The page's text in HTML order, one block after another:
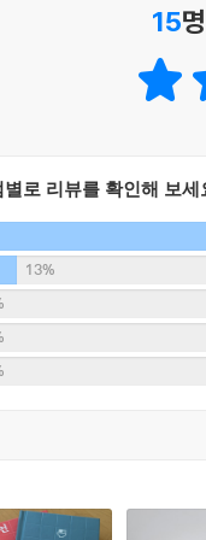
원망을 알아줘야 할 때
리고 이내 먹먹해진다.
거쳐 생생하게 눈앞
월부터 단편소설 연
있다. 구병모 〈파쇄
사랑을 받아왔다. 위
아닌, ‘단 한 편’의 단
. 또한 시즌2에는 작가
15
별로 리뷰를 확인해 보세
13%